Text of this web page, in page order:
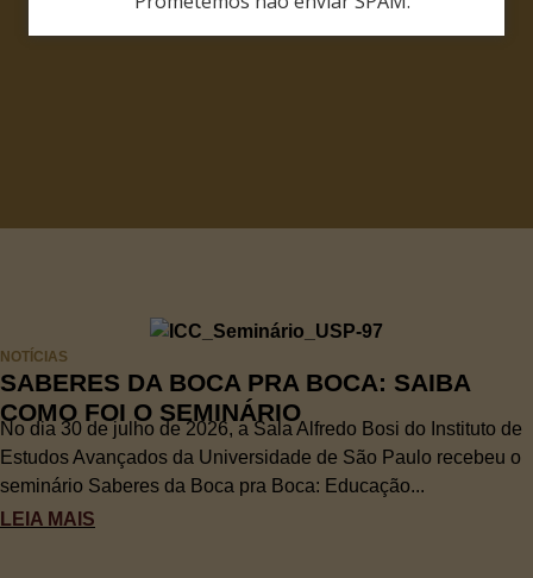
NOTÍCIAS
SABERES DA BOCA PRA BOCA: SAIBA
COMO FOI O SEMINÁRIO
No dia 30 de julho de 2026, a Sala Alfredo Bosi do Instituto de
Estudos Avançados da Universidade de São Paulo recebeu o
seminário Saberes da Boca pra Boca: Educação...
LEIA MAIS